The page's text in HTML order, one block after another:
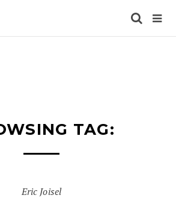
TAG:
Eric Joisel